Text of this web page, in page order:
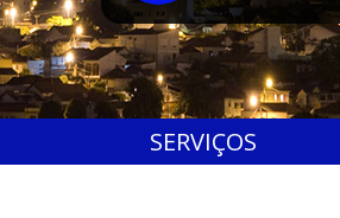
SERVIÇOS